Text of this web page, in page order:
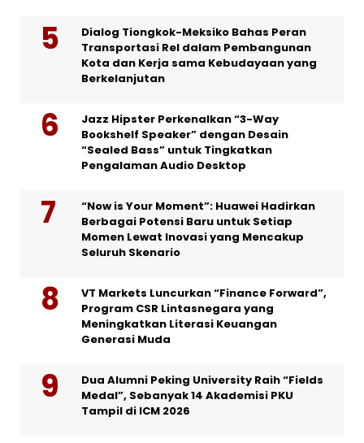
Dialog Tiongkok-Meksiko Bahas Peran
Transportasi Rel dalam Pembangunan
Kota dan Kerja sama Kebudayaan yang
Berkelanjutan
Jazz Hipster Perkenalkan “3-Way
Bookshelf Speaker” dengan Desain
“Sealed Bass” untuk Tingkatkan
Pengalaman Audio Desktop
“Now is Your Moment”: Huawei Hadirkan
Berbagai Potensi Baru untuk Setiap
Momen Lewat Inovasi yang Mencakup
Seluruh Skenario
VT Markets Luncurkan “Finance Forward”,
Program CSR Lintasnegara yang
Meningkatkan Literasi Keuangan
Generasi Muda
Dua Alumni Peking University Raih “Fields
Medal”, Sebanyak 14 Akademisi PKU
Tampil di ICM 2026